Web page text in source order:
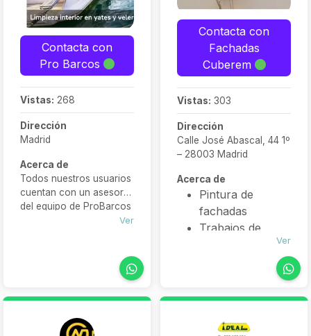
Contacta con
Pro Barcos
Vistas: 268
Dirección
Madrid
Acerca de
Todos nuestros usuarios
cuentan con un asesor
del equipo de ProBarcos
ofrecerle finalmente un
servicio personalizado y
Ver
Contacta con
Fachadas
Cuberem
Vistas: 303
Dirección
Calle José Abascal, 44 1º
– 28003 Madrid
Acerca de
Pintura de
fachadas
Trabajos de
Impermeabilización
de fachadas y
Sustitución de
Ver